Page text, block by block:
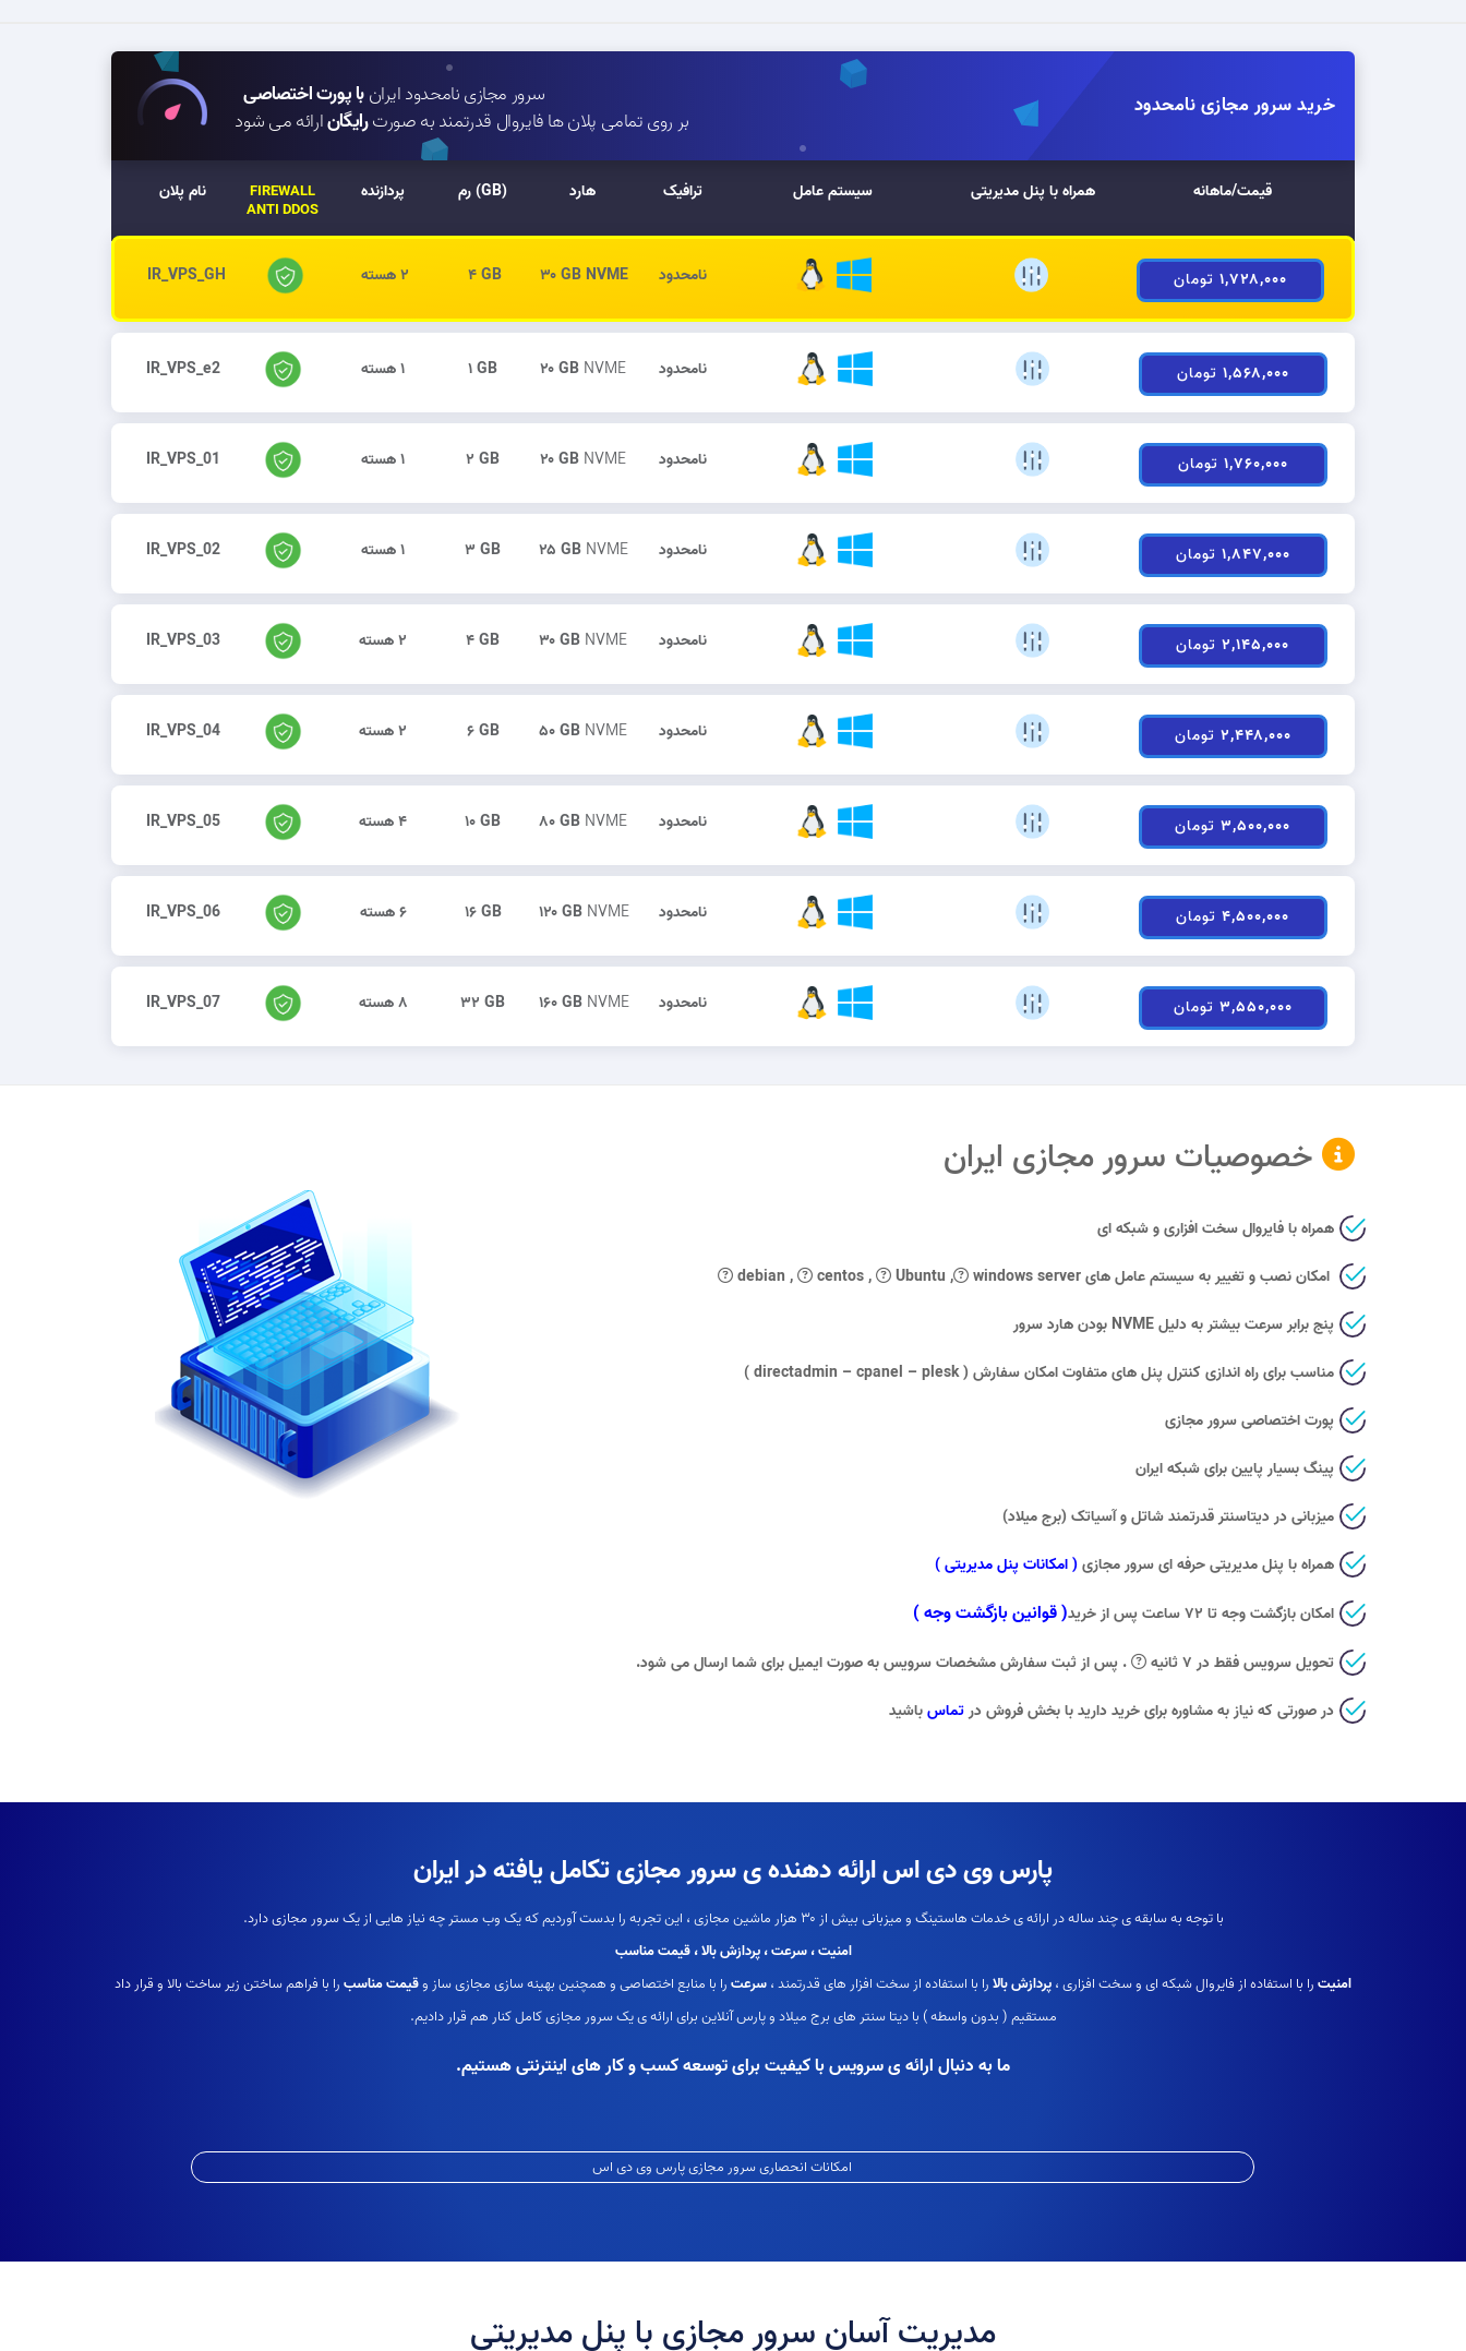
سرور مجازی نامحدود ایرانبا پورت اختصاصی
بر روی تمامی پلان ها فایروال قدرتمند به صورترایگانارائه می شود
خرید سرور مجازی نامحدود
نام پلان
FIREWALL
ANTI DDOS
پردازنده رم (GB) هارد ترافیک سیستم عامل همراه با پنل مدیریتی قیمت/ماهانه
IR_VPS_GH ۲ هسته ۴ GB ۳۰ GB NVME نامحدود ۱,۷۲۸,۰۰۰ تومان
IR_VPS_e2 ۱ هسته ۱ GB ۲۰ GB NVME نامحدود ۱,۵۶۸,۰۰۰ تومان
IR_VPS_01 ۱ هسته ۲ GB ۲۰ GB NVME نامحدود ۱,۷۶۰,۰۰۰ تومان
IR_VPS_02 ۱ هسته ۳ GB ۲۵ GB NVME نامحدود ۱,۸۴۷,۰۰۰ تومان
IR_VPS_03 ۲ هسته ۴ GB ۳۰ GB NVME نامحدود ۲,۱۴۵,۰۰۰ تومان
IR_VPS_04 ۲ هسته ۶ GB ۵۰ GB NVME نامحدود ۲,۴۴۸,۰۰۰ تومان
IR_VPS_05 ۴ هسته ۱۰ GB ۸۰ GB NVME نامحدود ۳,۵۰۰,۰۰۰ تومان
IR_VPS_06 ۶ هسته ۱۶ GB ۱۲۰ GB NVME نامحدود ۴,۵۰۰,۰۰۰ تومان
IR_VPS_07 ۸ هسته ۳۲ GB ۱۶۰ GB NVME نامحدود ۳,۵۵۰,۰۰۰ تومان
خصوصیات سرور مجازی ایران
همراه با فایروال سخت افزاری و شبکه ای
امکان نصب و تغییر به سیستم عامل های
debian , centos, Ubuntu ,
windows server
پنج برابر سرعت بیشتر به دلیل NVME بودن هارد سرور
مناسب برای راه اندازی کنترل پنل های متفاوت امکان سفارش ( directadmin – cpanel – plesk )
پورت اختصاصی سرور مجازی
پینگ بسیار پایین برای شبکه ایران
میزبانی در دیتاسنتر قدرتمند شاتل و آسیاتک (برج میلاد)
همراه با پنل مدیریتی حرفه ای سرور مجازی( امکانات پنل مدیریتی )
امکان بازگشت وجه تا ۷۲ ساعت پس از خرید
( قوانین بازگشت وجه )
تحویل سرویس فقطدر ۷ ثانیه
. پس از ثبت سفارش مشخصات سرویس به صورت ایمیل برای شما ارسال می شود.
در صورتی که نیاز به مشاوره برای خرید دارید با بخش فروش درتماسباشید
پارس وی دی اس ارائه دهنده ی سرور مجازی تکامل یافته در ایران
با توجه به سابقه ی چند ساله در ارائه ی خدمات هاستینگ و میزبانی بیش از ۳۰ هزار ماشین مجازی ، این تجربه را بدست آوردیم که یک وب مستر چه نیاز هایی از یک سرور مجازی دارد.
امنیت ، سرعت ، پردازش بالا ، قیمت مناسب
امنیترا با استفاده از فایروال شبکه ای و سخت افزاری ،پردازش بالارا با استفاده از سخت افزار های قدرتمند ،سرعترا با منابع اختصاصی و همچنین بهینه سازی مجازی ساز وقیمت مناسبرا با فراهم ساختن زیر ساخت بالا و قرار داد
مستقیم ( بدون واسطه ) با دیتا سنتر های برج میلاد و پارس آنلاین برای ارائه ی یک سرور مجازی کامل کنار هم قرار دادیم.
ما به دنبال ارائه ی سرویس با کیفیت برای توسعه کسب و کار های اینترنتی هستیم.
امکانات انحصاری سرور مجازی پارس وی دی اس
مدیریت آسان سرور مجازی با پنل مدیریتی